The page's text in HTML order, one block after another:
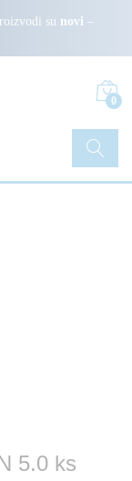
su novi –
0
Pretraži
5.0 ks